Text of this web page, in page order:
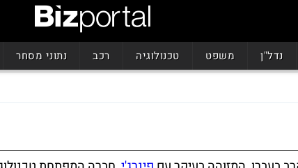
נדל"ן משפט טכנולוגיה רכב נתוני מסחר